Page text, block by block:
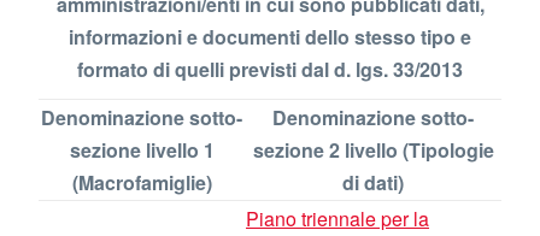
informazioni e documenti dello stesso tipo e
formato di quelli previsti dal d. lgs. 33/2013
Denominazione sotto-
sezione livello 1
(Macrofamiglie)
Denominazione sotto-
sezione 2 livello (Tipologie
di dati)
Piano triennale per la